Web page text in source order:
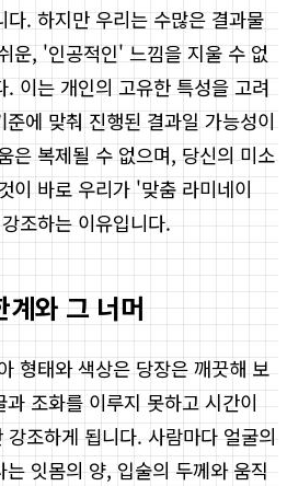
다. 하지만 우리는 수많은 결과물
운, '인공적인' 느낌을 지울 수 없
이는 개인의 고유한 특성을 고려
에 맞춰 진행된 결과일 가능성이
은 복제될 수 없으며, 당신의 미소
이 바로 우리가 '맞춤 라미네이
조하는 이유입니다.
계와 그 너머
형태와 색상은 당장은 깨끗해 보
조화를 이루지 못하고 시간이
조하게 됩니다. 사람마다 얼굴의
잇몸의 양, 입술의 두께와 움직